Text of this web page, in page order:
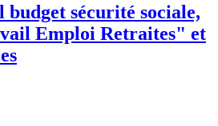
budget sécurité sociale,
Emploi Retraites" et